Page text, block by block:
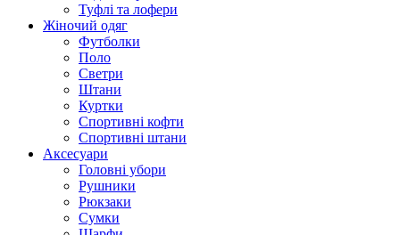
Туфлі та лофери
Жіночий одяг
Футболки
Поло
Светри
Штани
Куртки
Cпортивні кофти
Спортивні штани
Аксесуари
Головні убори
Рушники
Рюкзаки
Сумки